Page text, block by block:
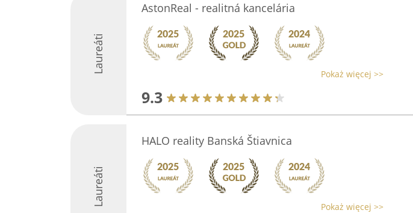
Laureáti
AstonReal - realitná kancelária
Pokaż więcej >>
9.3
Laureáti
HALO reality Banská Štiavnica
Pokaż więcej >>